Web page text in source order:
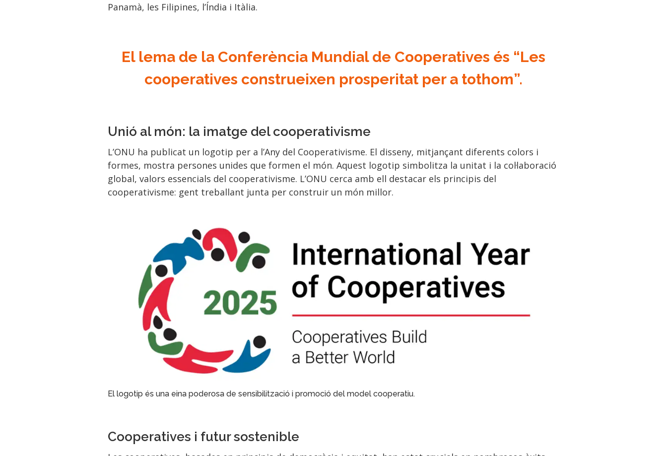
Panamà, les Filipines, l’Índia i Itàlia.
El lema de la Conferència Mundial de Cooperatives és “Les
cooperatives construeixen prosperitat per a tothom”.
Unió al món: la imatge del cooperativisme
L’ONU ha publicat un logotip per a l’Any del Cooperativisme. El disseny, mitjançant diferents colors i
formes, mostra persones unides que formen el món. Aquest logotip simbolitza la unitat i la col·laboració
global, valors essencials del cooperativisme. L’ONU cerca amb ell destacar els principis del
cooperativisme: gent treballant junta per construir un món millor.
El logotip és una eina poderosa de sensibilització i promoció del model cooperatiu.
Cooperatives i futur sostenible